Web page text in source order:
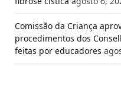
Comissão da Criança
procedimentos dos
feitas por educadores